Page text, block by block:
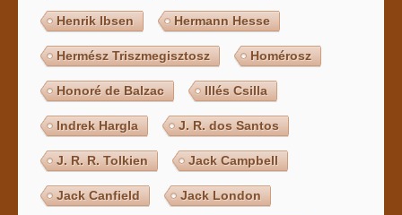
Henrik Ibsen Hermann Hesse
Hermész Triszmegisztosz Homérosz
Honoré de Balzac Illés Csilla
Indrek Hargla J. R. dos Santos
J. R. R. Tolkien Jack Campbell
Jack Canfield Jack London